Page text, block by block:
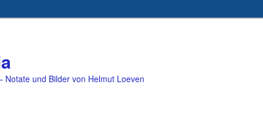
Notate und Bilder von Helmut Loeven